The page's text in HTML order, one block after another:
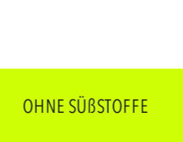
OHNE SÜßSTOFFE